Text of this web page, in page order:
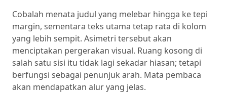
Cobalah menata judul yang melebar hingga ke tepi
margin, sementara teks utama tetap rata di kolom
yang lebih sempit. Asimetri tersebut akan
menciptakan pergerakan visual. Ruang kosong di
salah satu sisi itu tidak lagi sekadar hiasan; tetapi
berfungsi sebagai penunjuk arah. Mata pembaca
akan mendapatkan alur yang jelas.